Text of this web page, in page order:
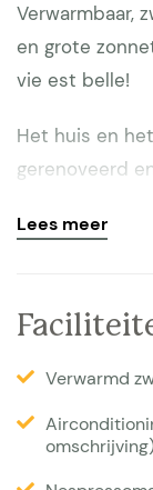
Verwarmbaar,
en grote
vie est belle!
Het huis en
gerenoveerd
uitzicht op de
uitgerust met
worden
verder
Lees meer
Verwarmd